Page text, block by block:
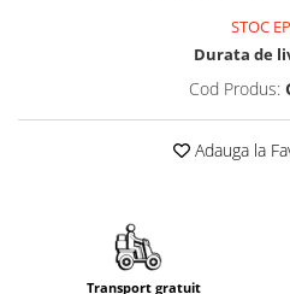
STOC
Durata de
Cod Produs:
Adauga la
Transport gratuit